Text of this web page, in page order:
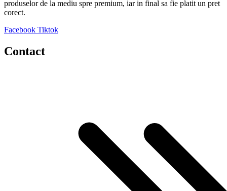
produselor de la mediu spre premium, iar in final sa fie platit un pret
corect.
Facebook Tiktok
Contact